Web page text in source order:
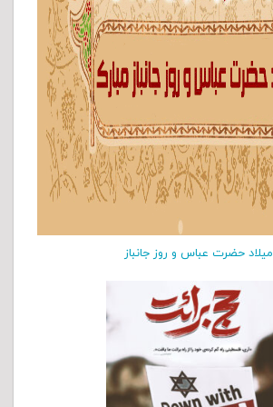
میلاد حضرت عباس و روز جانباز